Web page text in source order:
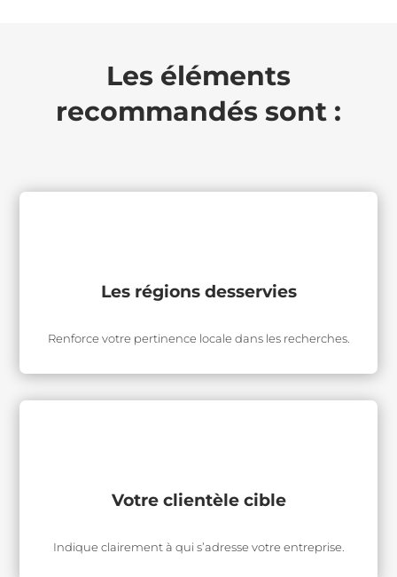
Les éléments
recommandés sont :
Les régions desservies
Renforce votre pertinence locale dans les recherches.
Votre clientèle cible
Indique clairement à qui s’adresse votre entreprise.